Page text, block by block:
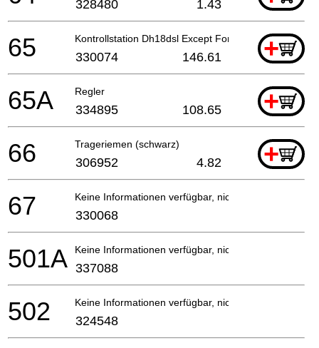
328480 1.43
Kontrollstation Dh18dsl Except For Europe(till 2.
+
65 330074 146.61
Regler +
65A 334895 108.65
Trageriemen (schwarz) +
66 306952 4.82
Keine Informationen verfügbar, nicht bestellbar
67 330068
Keine Informationen verfügbar, nicht bestellbar
501A 337088
Keine Informationen verfügbar, nicht bestellbar
502 324548